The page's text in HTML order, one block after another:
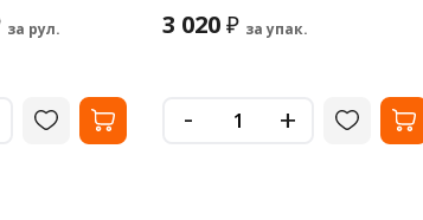
за рул. 3 020₽ за упак.
- +